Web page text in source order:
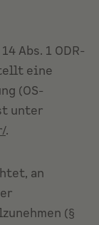
Abs. 1 ODR-
eine
(OS-
unter
.
an
(§